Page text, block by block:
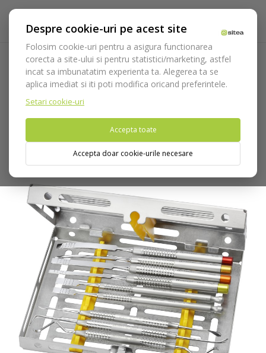
Despre cookie-uri pe acest site
Folosim cookie-uri pentru a asigura functionarea
corecta a site-ului si pentru statistici/marketing, astfel
incat sa imbunatatim experienta ta. Alegerea ta se
aplica imediat si iti poti modifica oricand preferintele.
Setari cookie-uri
Accepta toate
Accepta doar cookie-urile necesare
Acasa Instrumentar Chirurgie si implantologie
split si sinus lift cod 1955/KIT
Nu puteti plasa comenzi din tara din care accesati website-ul